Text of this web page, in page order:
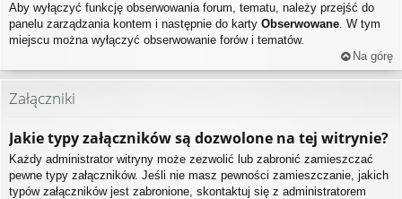
Aby wyłączyć funkcję obserwowania forum, tematu, należy przejść do
panelu zarządzania kontem i następnie do karty Obserwowane. W tym
miejscu można wyłączyć obserwowanie forów i tematów.
Na górę
Załączniki
Jakie typy załączników są dozwolone na tej witrynie?
Każdy administrator witryny może zezwolić lub zabronić zamieszczać
pewne typy załączników. Jeśli nie masz pewności zamieszczanie, jakich
typów załączników jest zabronione, skontaktuj się z administratorem